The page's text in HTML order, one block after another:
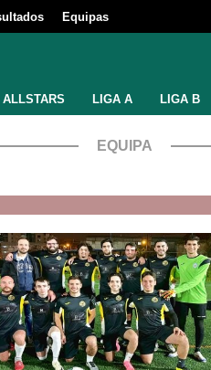
Equipas
ALLSTARS LIGA A LIGA B
EQUIPA